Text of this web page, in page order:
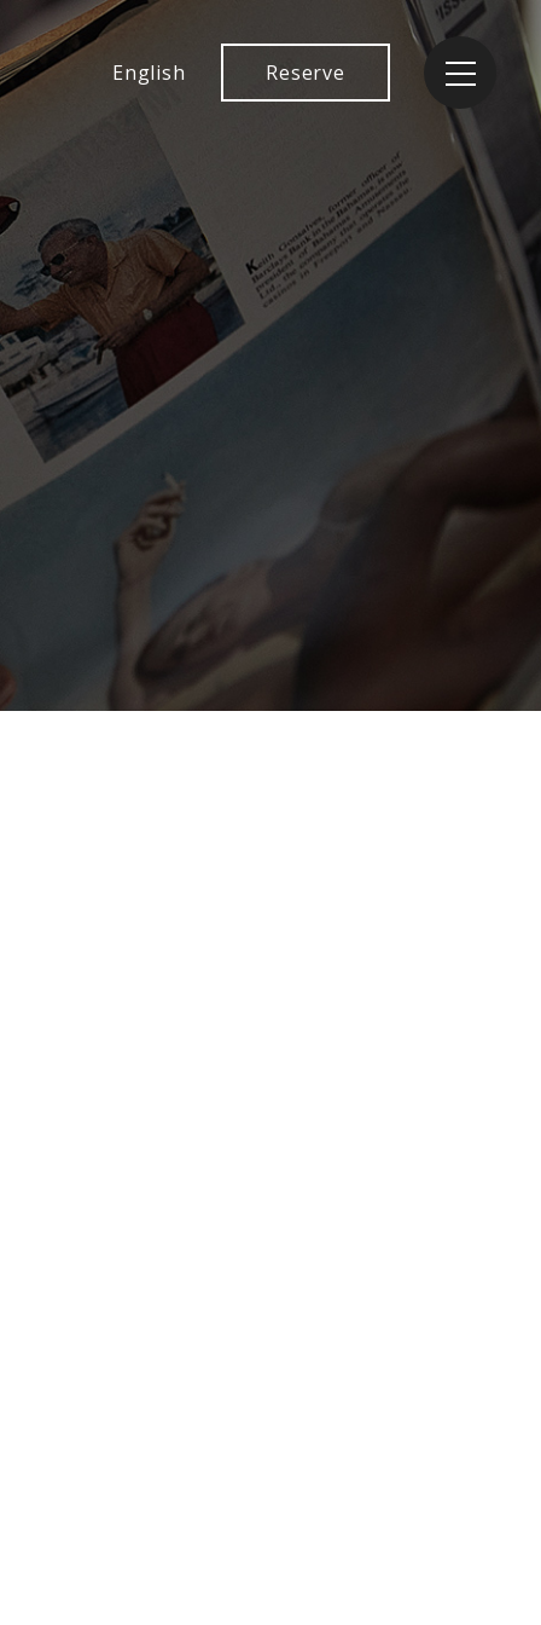
English Reserve